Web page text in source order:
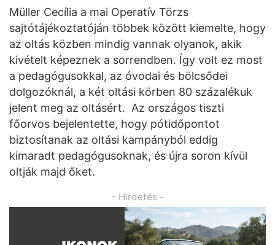
Müller Cecília a mai Operatív Törzs
sajtótájékoztatóján többek között kiemelte, hogy
az oltás közben mindig vannak olyanok, akik
kivételt képeznek a sorrendben. Így volt ez most
a pedagógusokkal, az óvodai és bölcsődei
dolgozóknál, a két oltási körben 80 százalékuk
jelent meg az oltásért. Az országos tiszti
főorvos bejelentette, hogy pótidőpontot
biztosítanak az oltási kampányból eddig
kimaradt pedagógusoknak, és újra soron kívül
oltják majd őket.
- Hirdetés -